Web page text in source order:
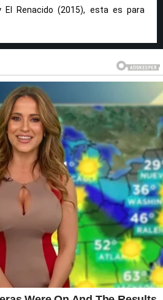
El Renacido (2015), esta es para